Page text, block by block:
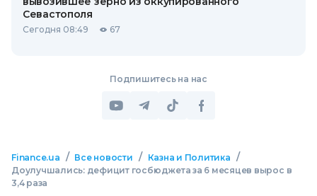
Севастополя
Сегодня 08:49 67
Подпишитесь на нас
Finance.ua / Все новости / Казна и Политика /
Доулучшались: дефицит госбюджета за 6 месяцев вырос в
3,4 раза